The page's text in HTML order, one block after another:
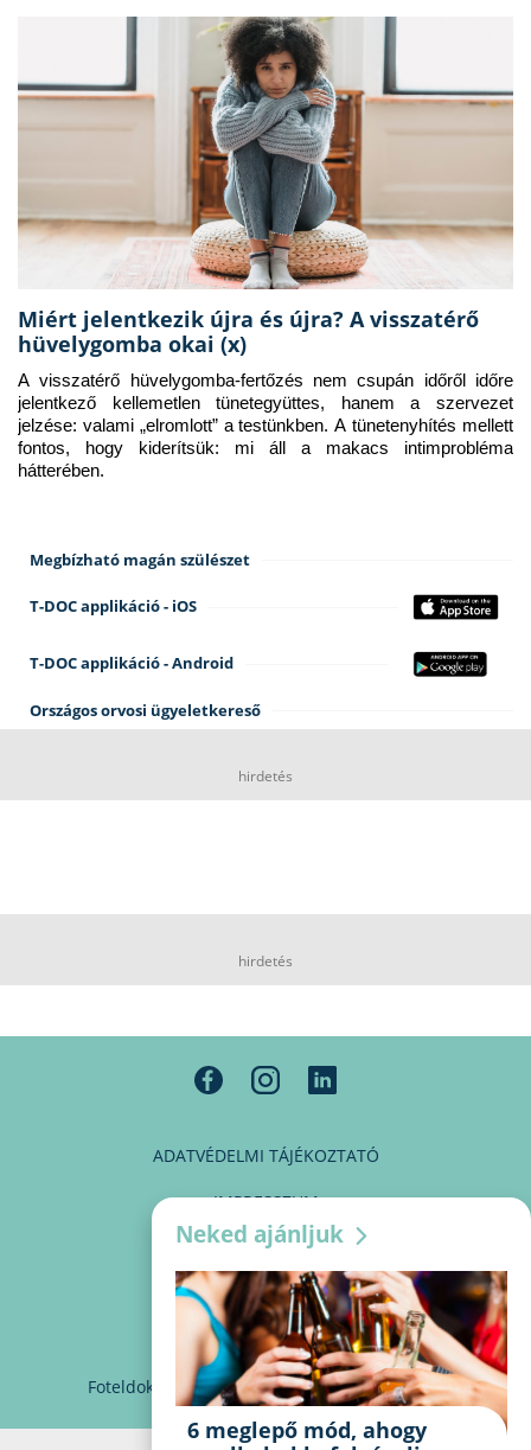
Miért jelentkezik újra és újra? A visszatérő
hüvelygomba okai (x)
A visszatérő hüvelygomba-fertőzés nem csupán időről időre
jelentkező kellemetlen tünetegyüttes, hanem a szervezet
jelzése: valami „elromlott” a testünkben. A tünetenyhítés mellett
fontos, hogy kiderítsük: mi áll a makacs intimprobléma
hátterében.
Megbízható magán szülészet
T-DOC applikáció - iOS
T-DOC applikáció - Android
Országos orvosi ügyeletkereső
hirdetés
hirdetés
ADATVÉDELMI TÁJÉKOZTATÓ
IMPRESSZUM
MÉDIAAJÁNLAT
PARTNEREINK
KAPCSOLAT
Foteldoki info@foteldoki.hu Süti beállítások
Neked ajánljuk
6 meglepő mód, ahogy